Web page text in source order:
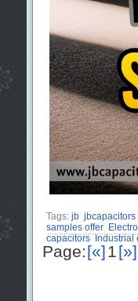
Tags: jb jbcapacitors
samples offer
capacitors
Industrial
Page:[«]1[»]